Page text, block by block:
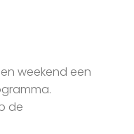
weekend een
de